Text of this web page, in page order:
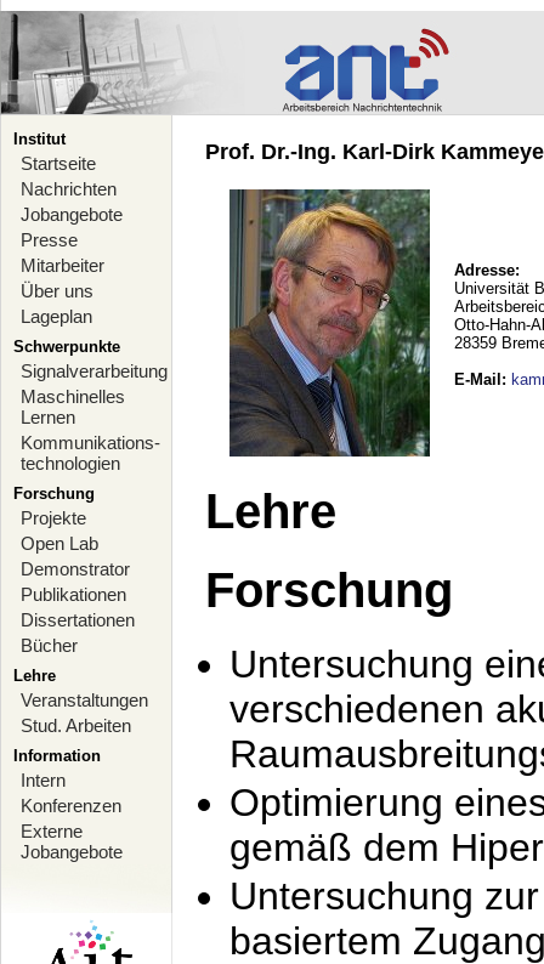
Institut
Startseite
Nachrichten
Jobangebote
Presse
Mitarbeiter
Über uns
Lageplan
Schwerpunkte
Signalverarbeitung
Maschinelles
Lernen
Kommunikations-
technologien
Forschung
Projekte
Open Lab
Demonstrator
Publikationen
Dissertationen
Bücher
Lehre
Veranstaltungen
Stud. Arbeiten
Information
Intern
Konferenzen
Externe
Jobangebote
Prof. Dr.-Ing. Karl-Dirk
Adresse:
Universität
Otto-Hahn-
28359
E-Mail :
Lehre
Forschung
Untersuchung
verschiedenen
Optimierung
gemäß dem
Untersuchung
basiertem